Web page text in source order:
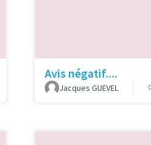
Avis négatif....
Jacques GUEVEL